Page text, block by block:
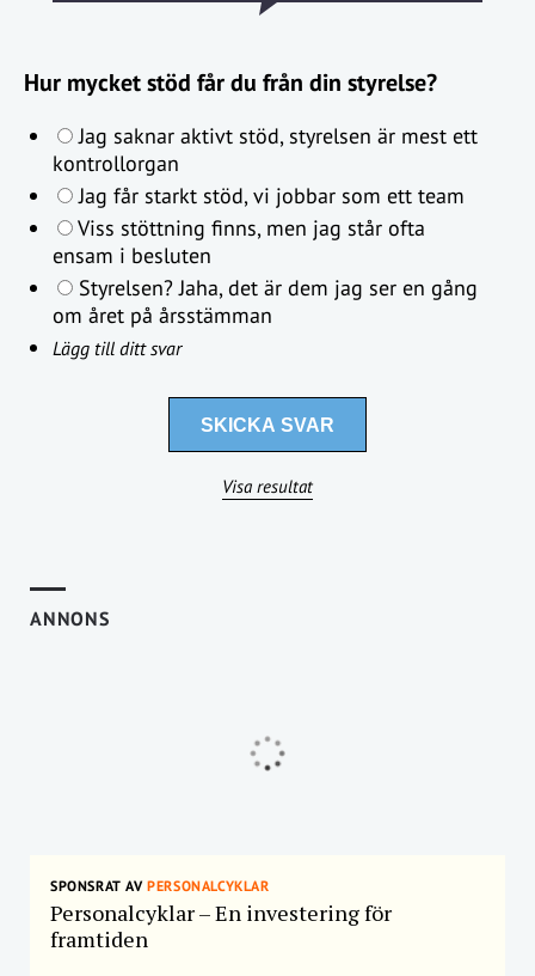
Hur mycket stöd får du från din styrelse?
Jag saknar aktivt stöd, styrelsen är mest ett
kontrollorgan
Jag får starkt stöd, vi jobbar som ett team
Viss stöttning finns, men jag står ofta
ensam i besluten
Styrelsen? Jaha, det är dem jag ser en gång
om året på årsstämman
Lägg till ditt svar
Visa resultat
ANNONS
SPONSRAT AVPERSONALCYKLAR
Personalcyklar – En investering för
framtiden